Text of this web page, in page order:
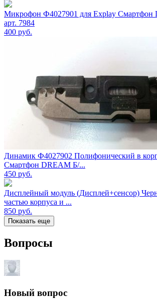
Микрофон Ф4027901 для Explay Смартфон
арт. 7984
400 руб.
Динамик Ф4027902 Полифонический в
Смартфон DREAM Б/...
450 руб.
Дисплейный модуль (Дисплей+сенсор)
частью корпуса и ...
850 руб.
Показать еще
Вопросы
Новый вопрос